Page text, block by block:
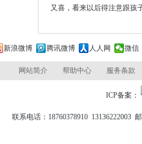
又喜，看来以后得注意跟孩
新浪微博 腾讯微博 人人网 微信
网站简介 帮助中心 服务条款
ICP备案：
联系电话：18760378910 13136222003